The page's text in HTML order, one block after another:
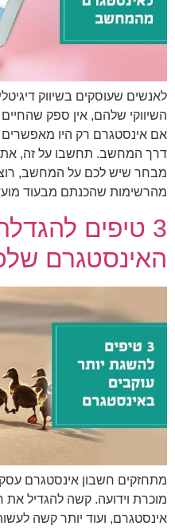
לאנשים שעוסקים בשיווק
השיווקי שלהם, אין ספק שהחיים
אם אינסטגרם רק היו מאפשרים
דרך המחשב. תחשבו על זה,
מבחר שיש לכם על המחשב,
מהרשימות שהכנתם מבעוד
3 טיפים
האינסטגרם
מתחזקים חשבון אינסטגרם
מוכרת וידועה. קשה להגדיל
אינסטגרם, ועוד יותר קשה